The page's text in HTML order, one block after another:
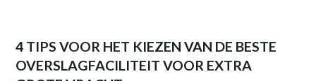
4 TIPS VOOR HET KIEZEN VAN DE BESTE
OVERSLAGFACILITEIT VOOR EXTRA